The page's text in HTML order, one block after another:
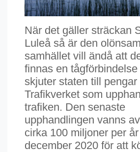
När det gäller sträckan
Luleå så är den
samhället vill ändå att
finnas en
skjuter staten till pengar
Trafikverket som
trafiken. Den senaste
upphandlingen vanns
cirka 100 miljoner per
december 2020 för att